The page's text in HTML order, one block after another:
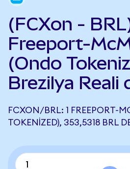
(FCXon -
Freeport-
(Ondo
Brezilya Reali
FCXON/BRL: 1 FREEPORT-
TOKENIZED), 353,5318 BRL